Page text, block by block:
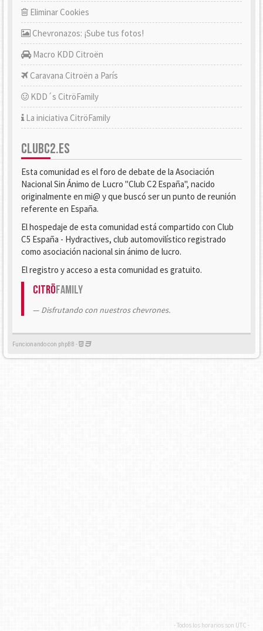
Eliminar Cookies
Chevronazos: ¡Sube tus fotos!
Macro KDD Citroën
Caravana Citroën a París
KDD´s CitröFamily
La iniciativa CitröFamily
CLUBC2.ES
Esta comunidad es el foro de debate de la Asociación
Nacional Sin Ánimo de Lucro "Club C2 España", nacido
originalmente en mi@ y que buscó ser un punto de reunión
referente en España.
El hospedaje de esta comunidad está compartido con Club
C5 España - Hydractives, club automovilístico registrado
como asociación nacional sin ánimo de lucro.
El registro y acceso a esta comunidad es gratuito.
CitröFamily
Disfrutando con nuestros chevrones.
Funcionando con phpBB -
- Todos los horarios son UTC -